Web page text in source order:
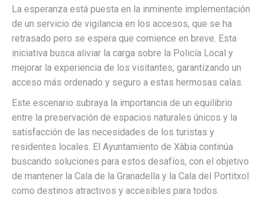
La esperanza está puesta en la inminente implementación
de un servicio de vigilancia en los accesos, que se ha
retrasado pero se espera que comience en breve. Esta
iniciativa busca aliviar la carga sobre la Policía Local y
mejorar la experiencia de los visitantes, garantizando un
acceso más ordenado y seguro a estas hermosas calas.
Este escenario subraya la importancia de un equilibrio
entre la preservación de espacios naturales únicos y la
satisfacción de las necesidades de los turistas y
residentes locales. El Ayuntamiento de Xàbia continúa
buscando soluciones para estos desafíos, con el objetivo
de mantener la Cala de la Granadella y la Cala del Portitxol
como destinos atractivos y accesibles para todos.